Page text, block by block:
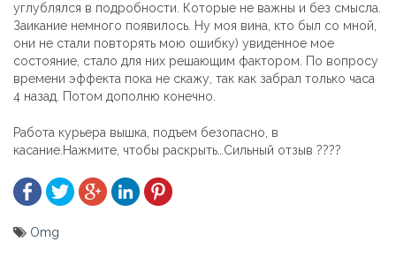
углублялся в подробности. Которые не важны и без смысла.
Заикание немного появилось. Ну моя вина, кто был со мной,
они не стали повторять мою ошибку) увиденное мое
состояние, стало для них решающим фактором. По вопросу
времени эффекта пока не скажу, так как забрал только часа
4 назад. Потом дополню конечно.
Работа курьера вышка, подъем безопасно, в
касание.Нажмите, чтобы раскрыть…Сильный отзыв ????
Omg